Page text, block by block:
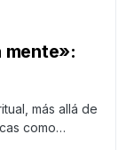
mente»:
más allá de
como…